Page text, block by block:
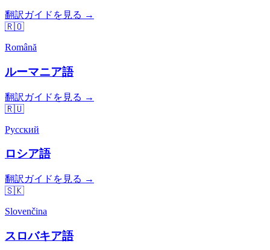
翻訳ガイドを見る →
🇷🇴
Română
ルーマニア語
翻訳ガイドを見る →
🇷🇺
Русский
ロシア語
翻訳ガイドを見る →
🇸🇰
Slovenčina
スロバキア語